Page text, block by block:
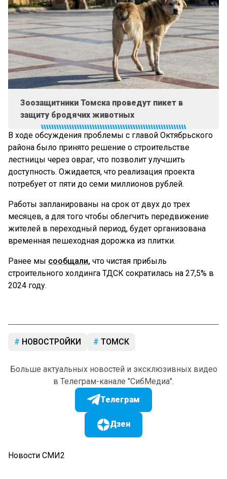
Зоозащитники Томска проведут пикет в
защиту бродячих животных
В ходе обсуждения проблемы с главой Октябрьского
района было принято решение о строительстве
лестницы через овраг, что позволит улучшить
доступность. Ожидается, что реализация проекта
потребует от пяти до семи миллионов рублей.
Работы запланированы на срок от двух до трех
месяцев, а для того чтобы облегчить передвижение
жителей в переходный период, будет организована
временная пешеходная дорожка из плитки.
Ранее мы сообщали, что чистая прибыль
строительного холдинга ТДСК сократилась на 27,5% в
2024 году.
НОВОСТРОЙКИ ТОМСК
Больше актуальных новостей и эксклюзивных видео
в Телеграм-канале "СибМедиа".
Телеграм
Дзен
Новости СМИ2